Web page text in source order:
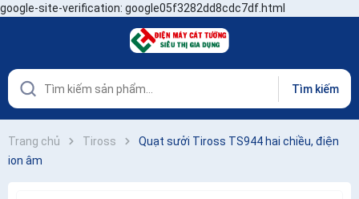
google-site-verification: google05f3282dd8cdc7df.html
Tìm kiếm
Trang chủ Tiross
Quạt sưởi Tiross TS944 hai chiều, điện
ion âm